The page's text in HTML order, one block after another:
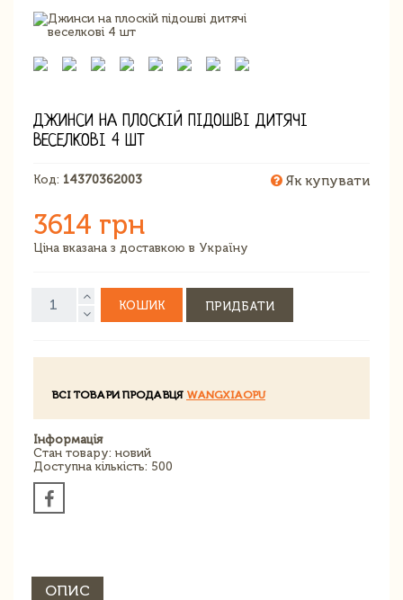
ДЖИНСИ НА ПЛОСКІЙ ПІДОШВІ ДИТЯЧІ
ВЕСЕЛКОВІ 4 ШТ
Код: 14370362003 Як купувати
3614 грн
Ціна вказана з доставкою в Україну
КОШИК ПРИДБАТИ
ВСІ ТОВАРИ ПРОДАВЦЯ WANGXIAOPU
Інформація
Стан товару: новий
Доступна кількість: 500
ОПИС